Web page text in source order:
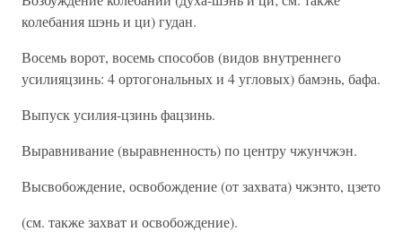
колебания шэнь и ци) гудан.
Восемь ворот, восемь способов (видов внутреннего
усилияцзинь: 4 ортогональных и 4 угловых) бамэнь, бафа.
Выпуск усилия-цзинь фацзинь.
Выравнивание (выравненность) по центру чжунчжэн.
Высвобождение, освобождение (от захвата) чжэнто, цзето
(см. также захват и освобождение).